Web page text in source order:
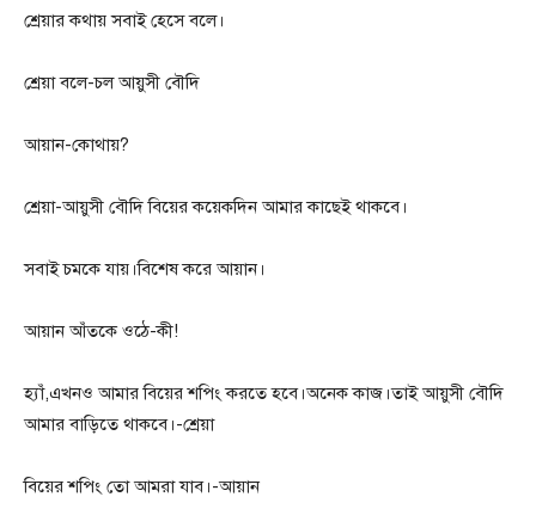
শ্রেয়ার কথায় সবাই হেসে বলে।
শ্রেয়া বলে-চল আয়ুসী বৌদি
আয়ান-কোথায়?
শ্রেয়া-আয়ুসী বৌদি বিয়ের কয়েকদিন আমার কাছেই থাকবে।
সবাই চমকে যায়।বিশেষ করে আয়ান।
আয়ান আঁতকে ওঠে-কী!
হ্যাঁ,এখনও আমার বিয়ের শপিং করতে হবে।অনেক কাজ।তাই আয়ুসী বৌদি
আমার বাড়িতে থাকবে।-শ্রেয়া
বিয়ের শপিং তো আমরা যাব।-আয়ান